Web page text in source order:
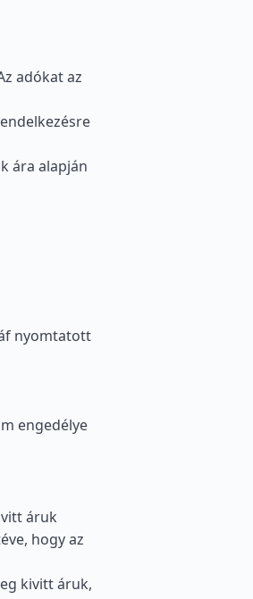
adókat az
ára alapján
nyomtatott
engedélye
áruk
hogy az
kivitt áruk,